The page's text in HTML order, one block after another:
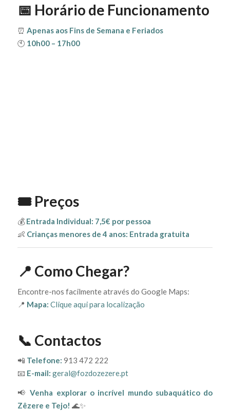
📅 Horário de Funcionamento
⏰ Apenas aos Fins de Semana e Feriados
🕙 10h00 – 17h00
🎟️ Preços
💰 Entrada Individual: 7,5€ por pessoa
👶 Crianças menores de 4 anos: Entrada gratuita
📍 Como Chegar?
Encontre-nos facilmente através do Google Maps:
📍 Mapa: Clique aqui para localização
📞 Contactos
📲 Telefone: 913 472 222
📧 E-mail: geral@fozdozezere.pt
📢Venha explorar o incrível mundo subaquático do
Zêzere e Tejo! 🌊✨